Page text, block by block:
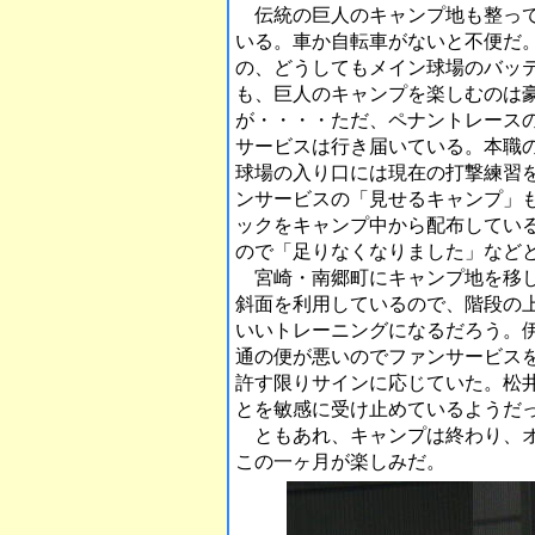
伝統の巨人のキャンプ地も整っ
いる。車か自転車がないと不便だ
の、どうしてもメイン球場のバッ
も、巨人のキャンプを楽しむのは
が・・・・ただ、ペナントレース
サービスは行き届いている。本職
球場の入り口には現在の打撃練習
ンサービスの「見せるキャンプ」
ックをキャンプ中から配布してい
ので「足りなくなりました」など
宮崎・南郷町にキャンプ地を移
斜面を利用しているので、階段の
いいトレーニングになるだろう。
通の便が悪いのでファンサービス
許す限りサインに応じていた。松
とを敏感に受け止めているようだ
ともあれ、キャンプは終わり、
この一ヶ月が楽しみだ。